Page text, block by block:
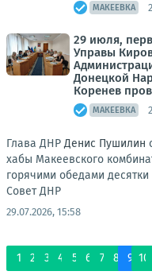
МАКЕЕВКА
29 июля,
Управы
Донецкой
Коренев
МАКЕЕВКА
Глава ДНРДенис Пушилин
хабы Макеевского
горячими обедами
Совет ДНР
29.07.2026, 15:58
1 2 3 4 5 6 7 8 9 10